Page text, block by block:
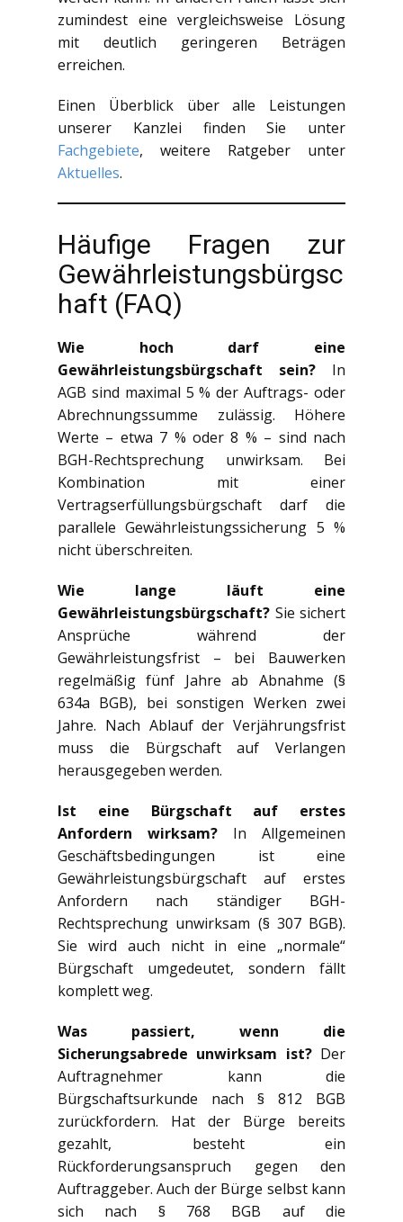
zumindest eine vergleichsweise Lösung
mit deutlich geringeren Beträgen
erreichen.
Einen Überblick über alle Leistungen
unserer Kanzlei finden Sie unter
Fachgebiete, weitere Ratgeber unter
Aktuelles.
Häufige Fragen zur
Gewährleistungsbürgsc
haft (FAQ)
Wie hoch darf eine
Gewährleistungsbürgschaft sein? In
AGB sind maximal 5 % der Auftrags- oder
Abrechnungssumme zulässig. Höhere
Werte – etwa 7 % oder 8 % – sind nach
BGH-Rechtsprechung unwirksam. Bei
Kombination mit einer
Vertragserfüllungsbürgschaft darf die
parallele Gewährleistungssicherung 5 %
nicht überschreiten.
Wie lange läuft eine
Gewährleistungsbürgschaft? Sie sichert
Ansprüche während der
Gewährleistungsfrist – bei Bauwerken
regelmäßig fünf Jahre ab Abnahme (§
634a BGB), bei sonstigen Werken zwei
Jahre. Nach Ablauf der Verjährungsfrist
muss die Bürgschaft auf Verlangen
herausgegeben werden.
Ist eine Bürgschaft auf erstes
Anfordern wirksam? In Allgemeinen
Geschäftsbedingungen ist eine
Gewährleistungsbürgschaft auf erstes
Anfordern nach ständiger BGH-
Rechtsprechung unwirksam (§ 307 BGB).
Sie wird auch nicht in eine „normale“
Bürgschaft umgedeutet, sondern fällt
komplett weg.
Was passiert, wenn die
Sicherungsabrede unwirksam ist?Der
Auftragnehmer kann die
Bürgschaftsurkunde nach § 812 BGB
zurückfordern. Hat der Bürge bereits
gezahlt, besteht ein
Rückforderungsanspruch gegen den
Auftraggeber. Auch der Bürge selbst kann
sich nach § 768 BGB auf die